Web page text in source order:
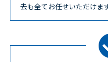
去も全てお任せいただけます